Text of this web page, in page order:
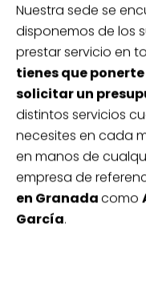
Nuestra sede se
disponemos de los
prestar servicio en
tienes que ponerte
solicitar un
distintos servicios
necesites en cada
en manos de
empresa de
en Granadacomo
García.